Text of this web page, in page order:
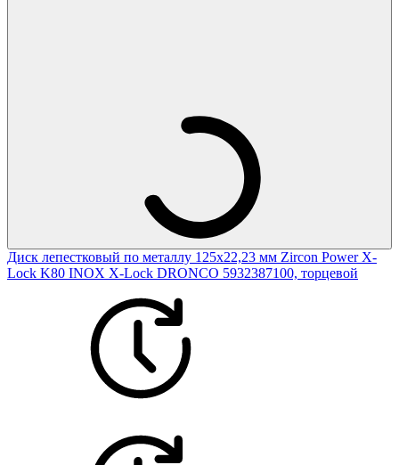
Диск лепестковый по металлу 125х22,23 мм Zircon Power X-
Lock K80 INOX X-Lock DRONCO 5932387100, торцевой